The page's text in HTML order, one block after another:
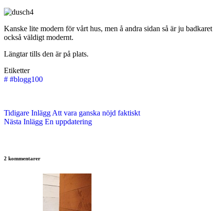
Kanske lite modern för vårt hus, men å andra sidan så är ju badkaret
också väldigt modernt.
Längtar tills den är på plats.
Etiketter
# #blogg100
Tidigare Inlägg Att vara ganska nöjd faktiskt
Nästa Inlägg En uppdatering
2 kommentarer